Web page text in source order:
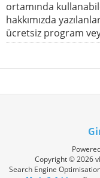
ortamında
hakkımızda
ücretsiz program
Copyright © 2026
Search Engine